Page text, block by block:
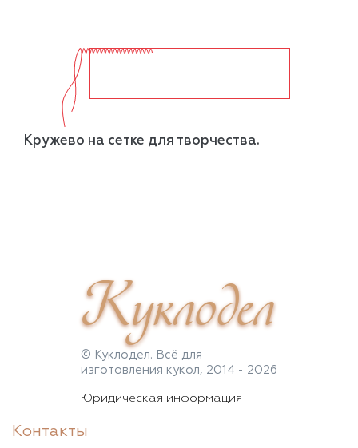
Кружево на сетке для творчества.
Куклодел
© Куклодел. Всё для
изготовления кукол, 2014 - 2026
Юридическая информация
Контакты